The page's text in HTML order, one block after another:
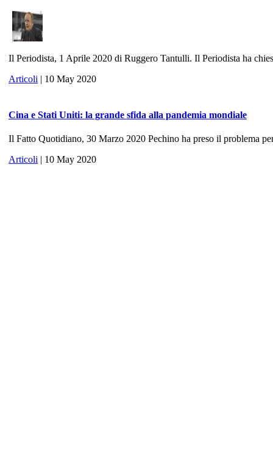
Il Periodista, 1 Aprile 2020 di Ruggero Tantulli. Il Periodista ha
Articoli | 10 May 2020
Cina e Stati Uniti: la grande sfida alla pandemia mondiale
Il Fatto Quotidiano, 30 Marzo 2020 Pechino ha preso il problema
Articoli | 10 May 2020